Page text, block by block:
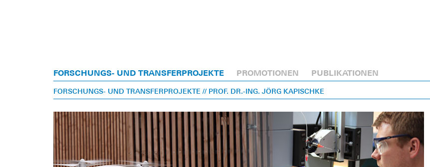
FORSCHUNGS- UND TRANSFERPROJEKTE PROMOTIONEN PUBLIKATIONEN
FORSCHUNGS- UND TRANSFERPROJEKTE // PROF. DR.-ING. JÖRG KAPISCHKE